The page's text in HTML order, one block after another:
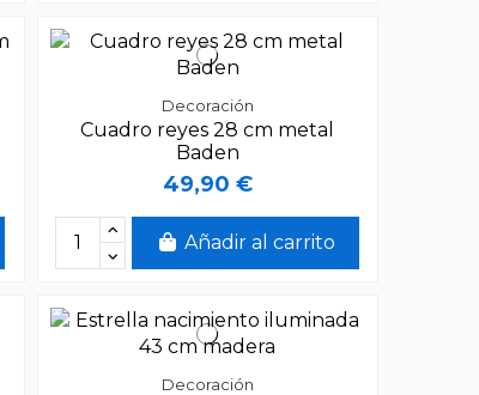
Decoración
Cuadro reyes 28 cm metal
Baden
49,90 €
Añadir al carrito
Decoración